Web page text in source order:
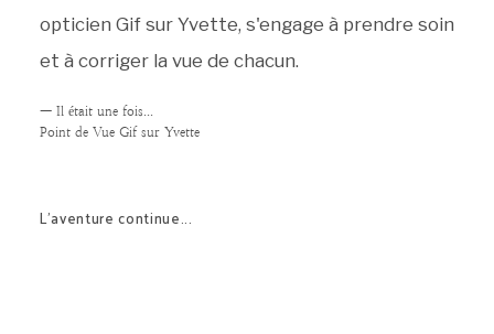
— Il était une fois...
Point de Vue Gif sur Yvette
opticien Gif sur Yvette, s'engage à prendre soin
et à corriger la vue de chacun.
L'aventure continue...